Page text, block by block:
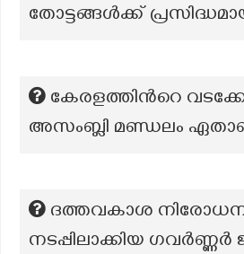
തോട്ടങ്ങൾക്ക്
കേരളത്തിന്‍റെ
അസംബ്ലി മണ്ഡലം
ദത്തവകാശ
നടപ്പിലാക്കിയ